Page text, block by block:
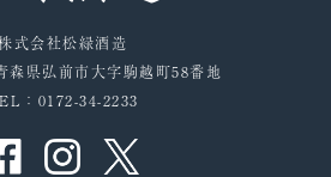
式会社松緑酒造
森県弘前市大字駒越町58番地
：0172-34-2233